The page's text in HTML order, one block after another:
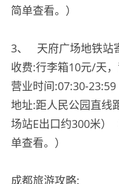
简单查看。）
3、 天府广场地铁站
收费:行李箱10元/天
营业时间:07:30-23:59
地址:距人民公园直线
场站E出口约300米）
单查看。）
成都旅游攻略: